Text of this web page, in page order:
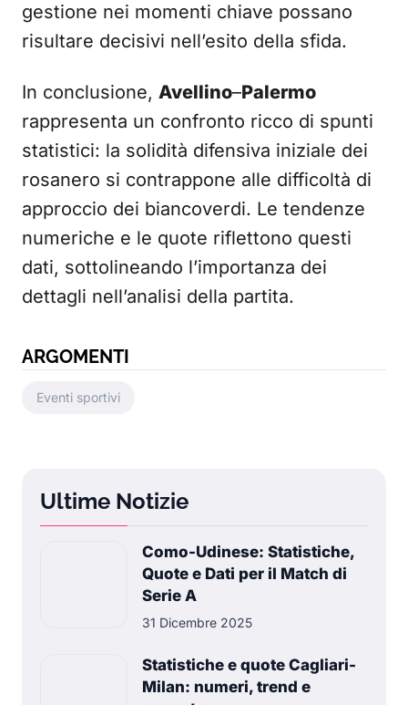
gestione nei momenti chiave possano
risultare decisivi nell’esito della sfida.
In conclusione, Avellino–Palermo
rappresenta un confronto ricco di spunti
statistici: la solidità difensiva iniziale dei
rosanero si contrappone alle difficoltà di
approccio dei biancoverdi. Le tendenze
numeriche e le quote riflettono questi
dati, sottolineando l’importanza dei
dettagli nell’analisi della partita.
ARGOMENTI
Eventi sportivi
Ultime Notizie
Como-Udinese: Statistiche,
Quote e Dati per il Match di
Serie A
31 Dicembre 2025
Statistiche e quote Cagliari-
Milan: numeri, trend e